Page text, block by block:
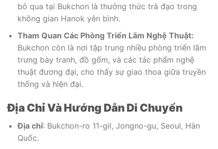
bỏ qua tại Bukchon là thưởng thức trà đạo trong
không gian Hanok yên bình.
Tham Quan Các Phòng Triển Lãm Nghệ Thuật:
Bukchon còn là nơi tập trung nhiều phòng triển lãm
trưng bày tranh, đồ gốm, và các tác phẩm nghệ
thuật đương đại, cho thấy sự giao thoa giữa truyền
thống và hiện đại.
Địa Chỉ Và Hướng Dẫn Di Chuyển
Địa chỉ: Bukchon-ro 11-gil, Jongno-gu, Seoul, Hàn
Quốc.